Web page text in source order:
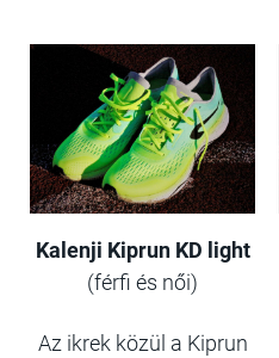
Kalenji Kiprun KD light
(férfi és női)
Az ikrek közül a Kiprun